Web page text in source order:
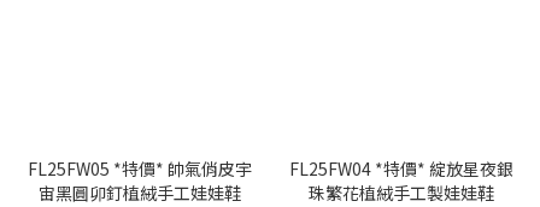
FL25FW05 *特價* 帥氣俏皮宇
宙黑圓卯釘植絨手工娃娃鞋
FL25FW04 *特價* 綻放星夜銀
珠繁花植絨手工製娃娃鞋